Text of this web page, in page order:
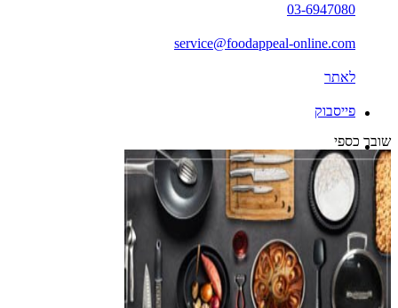
03-6947080
service@foodappeal-online.com
לאתר
פייסבוק
שובר כספי